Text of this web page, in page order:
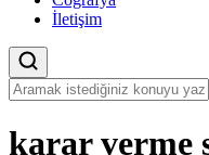
İletişim
karar verme